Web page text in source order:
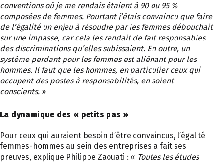
conventions où je me rendais étaient à 90 ou 95 %
composées de femmes. Pourtant j’étais convaincu que faire
de l’égalité un enjeu à résoudre par les femmes débouchait
sur une impasse, car cela les rendait de fait responsables
des discriminations qu’elles subissaient. En outre, un
système perdant pour les femmes est aliénant pour les
hommes. Il faut que les hommes, en particulier ceux qui
occupent des postes à responsabilités, en soient
conscients. »
La dynamique des « petits pas »
Pour ceux qui auraient besoin d’être convaincus, l’égalité
femmes-hommes au sein des entreprises a fait ses
preuves, explique Philippe Zaouati : « Toutes les études